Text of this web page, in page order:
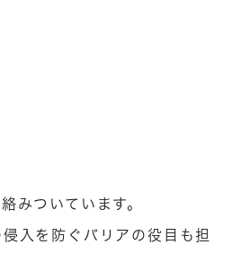
みついています。
入を防ぐバリアの役目も担